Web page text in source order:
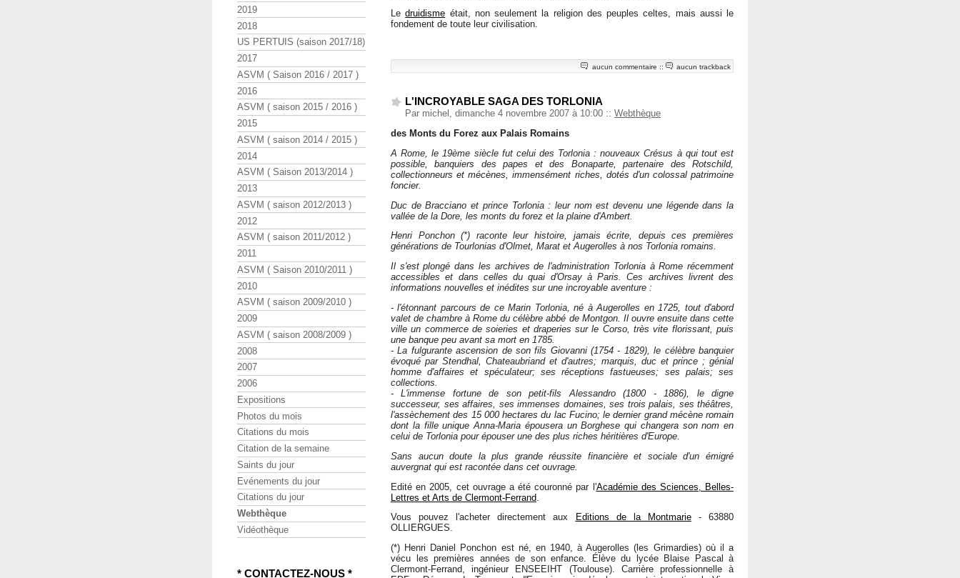
Ledruidisme était, non seulement la religion des peuples celtes, mais aussi le
fondement de toute leur civilisation.
aucun commentaire :: aucun trackback
L'INCROYABLE SAGA DES TORLONIA
Par michel, dimanche 4 novembre 2007 à 10:00 :: Webthèque
des Monts du Forez aux Palais Romains
A Rome, le 19ème siècle fut celui des Torlonia : nouveaux Crésus à qui tout est
possible, banquiers des papes et des Bonaparte, partenaire des Rotschild,
collectionneurs et mécènes, immensément riches, dotés d'un colossal patrimoine
foncier.
Duc de Bracciano et prince Torlonia : leur nom est devenu une légende dans la
vallée de la Dore, les monts du forez et la plaine d'Ambert.
Henri Ponchon (*) raconte leur histoire, jamais écrite, depuis ces premières
générations de Tourlonias d'Olmet, Marat et Augerolles à nos Torlonia romains.
Il s'est plongé dans les archives de l'administration Torlonia à Rome récemment
accessibles et dans celles du quai d'Orsay à Paris. Ces archives livrent des
informations nouvelles et inédites sur une incroyable aventure :
- l'étonnant parcours de ce Marin Torlonia, né à Augerolles en 1725, tout d'abord
valet de chambre à Rome du célèbre abbé de Montgon. Il ouvre ensuite dans cette
ville un commerce de soieries et draperies sur le Corso, très vite florissant, puis
une banque peu avant sa mort en 1785.
- La fulgurante ascension de son fils Giovanni (1754 - 1829), le célèbre banquier
évoqué par Stendhal, Chateaubriand et d'autres; marquis, duc et prince ; génial
homme d'affaires et spéculateur; ses réceptions fastueuses; ses palais; ses
collections.
- L'immense fortune de son petit-fils Alessandro (1800 - 1886), le digne
successeur, ses affaires, ses immenses domaines, ses trois palais, ses théâtres,
l'assèchement des 15 000 hectares du lac Fucino; le dernier grand mécène romain
dont la fille unique Anna-Maria épousera un Borghese qui changera son nom en
celui de Torlonia pour épouser une des plus riches héritières d'Europe.
Sans aucun doute la plus grande réussite financière et sociale d'un émigré
auvergnat qui est racontée dans cet ouvrage.
Edité en 2005, cet ouvrage a été couronné par l'Académie des Sciences, Belles-
Lettres et Arts de Clermont-Ferrand
Vous pouvez l'acheter directement aux
Editions de la Montmarie- 63880
OLLIERGUES.
(*) Henri Daniel Ponchon est né, en 1940, à Augerolles (les Grimardies) où il a
vécu les premières années de son enfance. Élève du lycée Blaise Pascal à
Clermont-Ferrand, ingénieur ENSEEIHT (Toulouse). Carrière professionnelle à
2019
2018
US PERTUIS (saison 2017/18)
2017
ASVM ( Saison 2016 / 2017 )
2016
ASVM ( saison 2015 / 2016 )
2015
ASVM ( saison 2014 / 2015 )
2014
ASVM ( Saison 2013/2014 )
2013
ASVM ( saison 2012/2013 )
2012
ASVM ( saison 2011/2012 )
2011
ASVM ( Saison 2010/2011 )
2010
ASVM ( saison 2009/2010 )
2009
ASVM ( saison 2008/2009 )
2008
2007
2006
Expositions
Photos du mois
Citations du mois
Citation de la semaine
Saints du jour
Evénements du jour
Citations du jour
Webthèque
Vidéothèque
* CONTACTEZ-NOUS *